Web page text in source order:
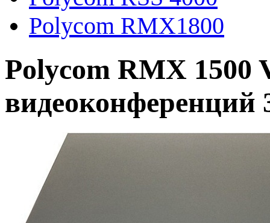
Polycom RMX1800
Polycom RMX 1500
видеоконференций